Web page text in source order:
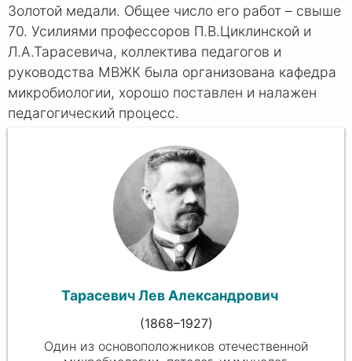
Золотой медали. Общее число его работ – свыше
70. Усилиями профессоров П.В.Циклинской и
Л.А.Тарасевича, коллектива педагогов и
руководства МВЖК была организована кафедра
микробиологии, хорошо поставлен и налажен
педагогический процесс.
Тарасевич Лев Александрович
(1868–1927)
Один из основоположников отечественной